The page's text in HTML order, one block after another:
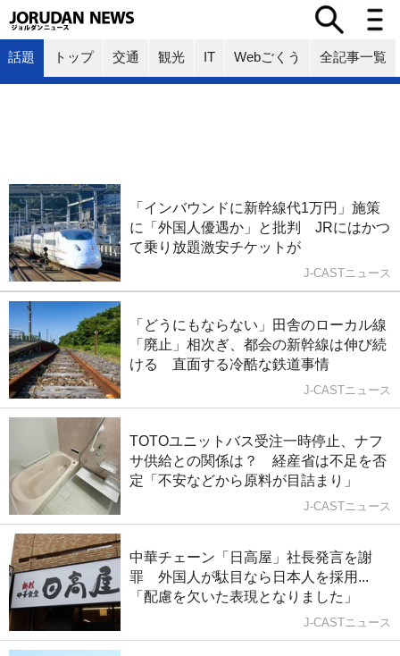
話題 トップ 交通 観光 IT Webごくう 全記事一覧
「インバウンドに新幹線代1万円」施策
に「外国人優遇か」と批判 JRにはかつ
て乗り放題激安チケットが
J-CASTニュース
「どうにもならない」田舎のローカル線
「廃止」相次ぎ、都会の新幹線は伸び続
ける 直面する冷酷な鉄道事情
J-CASTニュース
TOTOユニットバス受注一時停止、ナフ
サ供給との関係は？ 経産省は不足を否
定「不安などから原料が目詰まり」
J-CASTニュース
中華チェーン「日高屋」社長発言を謝
罪 外国人が駄目なら日本人を採用...
「配慮を欠いた表現となりました」
J-CASTニュース